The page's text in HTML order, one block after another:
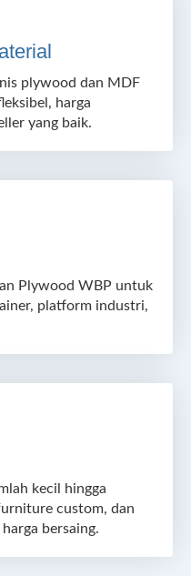
plywood dan MDF
harga
yang baik.
Plywood WBP untuk
platform industri,
kecil hingga
custom, dan
bersaing.